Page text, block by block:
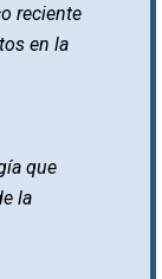
reciente
en la
que
la